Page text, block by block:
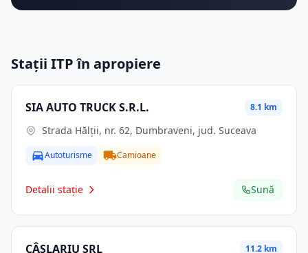
Stații ITP în apropiere
SIA AUTO TRUCK S.R.L. 8.1 km
Strada Hălții, nr. 62, Dumbraveni, jud. Suceava
Autoturisme Camioane
Detalii stație Sună
CÂŞLARIU SRL 11.2 km